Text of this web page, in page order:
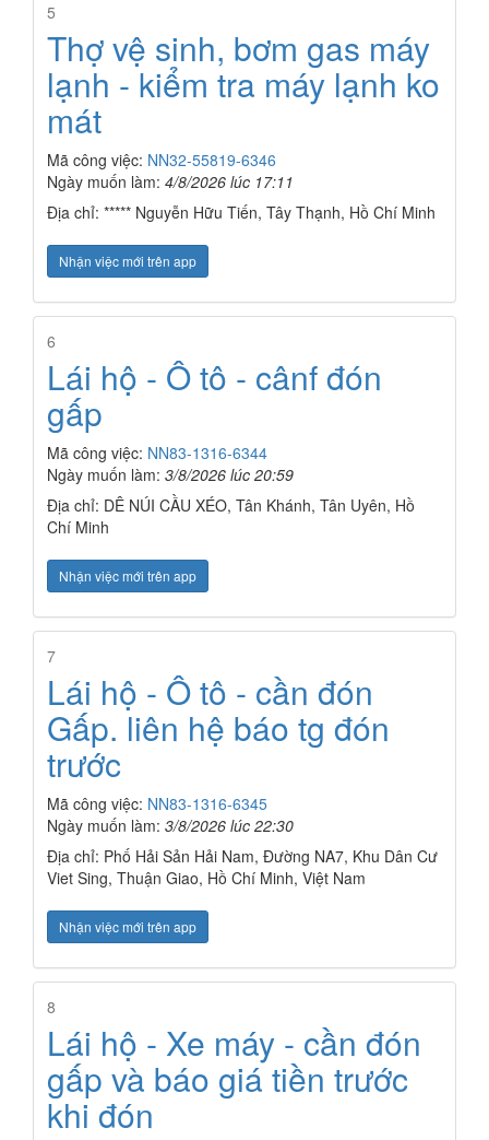
5
Thợ vệ sinh, bơm gas máy
lạnh - kiểm tra máy lạnh ko
mát
Mã công việc: NN32-55819-6346
Ngày muốn làm: 4/8/2026 lúc 17:11
Địa chỉ: ***** Nguyễn Hữu Tiến, Tây Thạnh, Hồ Chí Minh
Nhận việc mới trên app
6
Lái hộ - Ô tô - cânf đón
gấp
Mã công việc: NN83-1316-6344
Ngày muốn làm: 3/8/2026 lúc 20:59
Địa chỉ: DÊ NÚI CẦU XÉO, Tân Khánh, Tân Uyên, Hồ
Chí Minh
Nhận việc mới trên app
7
Lái hộ - Ô tô - cần đón
Gấp. liên hệ báo tg đón
trước
Mã công việc: NN83-1316-6345
Ngày muốn làm: 3/8/2026 lúc 22:30
Địa chỉ: Phố Hải Sản Hải Nam, Đường NA7, Khu Dân Cư
Viet Sing, Thuận Giao, Hồ Chí Minh, Việt Nam
Nhận việc mới trên app
8
Lái hộ - Xe máy - cần đón
gấp và báo giá tiền trước
khi đón